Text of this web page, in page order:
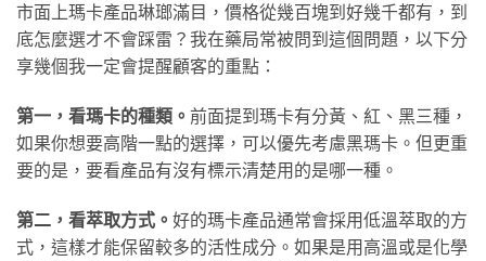
市面上瑪卡產品琳瑯滿目，價格從幾百塊到好幾千都有，到
底怎麼選才不會踩雷？我在藥局常被問到這個問題，以下分
享幾個我一定會提醒顧客的重點：
第一，看瑪卡的種類。 前面提到瑪卡有分黃、紅、黑三種，
如果你想要高階一點的選擇，可以優先考慮黑瑪卡。但更重
要的是，要看產品有沒有標示清楚用的是哪一種。
第二，看萃取方式。 好的瑪卡產品通常會採用低溫萃取的方
式，這樣才能保留較多的活性成分。如果是用高溫或是化學